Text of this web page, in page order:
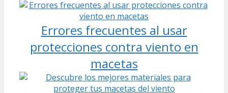
Errores frecuentes al usar
protecciones contra viento en
macetas